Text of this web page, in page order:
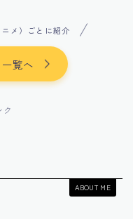
メ）ごとに紹介
覧へ
ABOUT ME